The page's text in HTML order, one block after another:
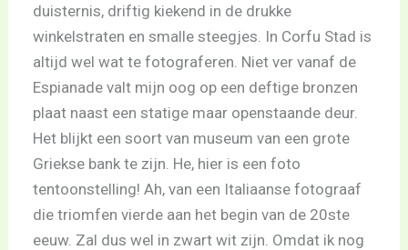
duisternis, driftig kiekend in de drukke
winkelstraten en smalle steegjes. In Corfu Stad is
altijd wel wat te fotograferen. Niet ver vanaf de
Espianade valt mijn oog op een deftige bronzen
plaat naast een statige maar openstaande deur.
Het blijkt een soort van museum van een grote
Griekse bank te zijn. He, hier is een foto
tentoonstelling! Ah, van een Italiaanse fotograaf
die triomfen vierde aan het begin van de 20ste
eeuw. Zal dus wel in zwart wit zijn. Omdat ik nog